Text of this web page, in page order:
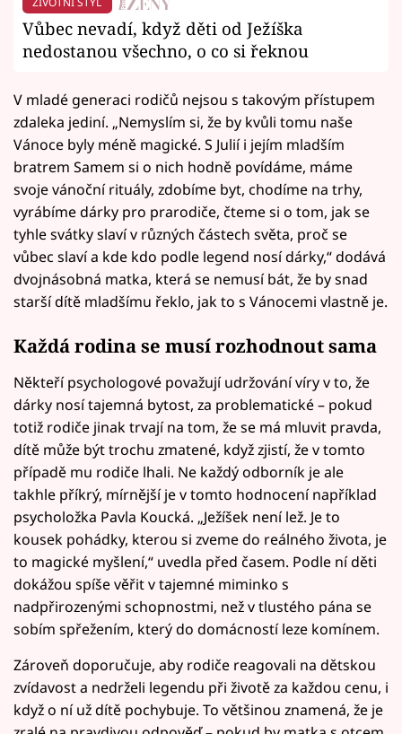
Vůbec nevadí, když děti od Ježíška
nedostanou všechno, o co si řeknou
V mladé generaci rodičů nejsou s takovým přístupem
zdaleka jediní. „Nemyslím si, že by kvůli tomu naše
Vánoce byly méně magické. S Julií i jejím mladším
bratrem Samem si o nich hodně povídáme, máme
svoje vánoční rituály, zdobíme byt, chodíme na trhy,
vyrábíme dárky pro prarodiče, čteme si o tom, jak se
tyhle svátky slaví v různých částech světa, proč se
vůbec slaví a kde kdo podle legend nosí dárky,“ dodává
dvojnásobná matka, která se nemusí bát, že by snad
starší dítě mladšímu řeklo, jak to s Vánocemi vlastně je.
Každá rodina se musí rozhodnout sama
Někteří psychologové považují udržování víry v to, že
dárky nosí tajemná bytost, za problematické – pokud
totiž rodiče jinak trvají na tom, že se má mluvit pravda,
dítě může být trochu zmatené, když zjistí, že v tomto
případě mu rodiče lhali. Ne každý odborník je ale
takhle příkrý, mírnější je v tomto hodnocení například
psycholožka Pavla Koucká. „Ježíšek není lež. Je to
kousek pohádky, kterou si zveme do reálného života, je
to magické myšlení,“ uvedla před časem. Podle ní děti
dokážou spíše věřit v tajemné miminko s
nadpřirozenými schopnostmi, než v tlustého pána se
sobím spřežením, který do domácností leze komínem.
Zároveň doporučuje, aby rodiče reagovali na dětskou
zvídavost a nedrželi legendu při životě za každou cenu, i
když o ní už dítě pochybuje. To většinou znamená, že je